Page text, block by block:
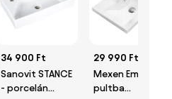
34 900 Ft
Sanovit STANCE
- porcelán
29 990 Ft
Mexen Emma
pultba